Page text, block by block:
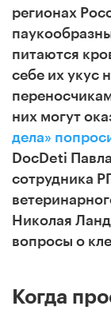
регионах
питаются
себе их укус
них могут
дела»
DocDeti
сотрудника
Николая
вопросы о
Когда